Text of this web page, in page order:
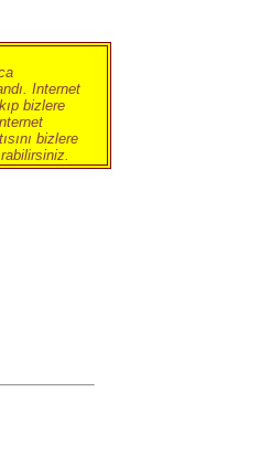
Internet
bizlere
bizlere